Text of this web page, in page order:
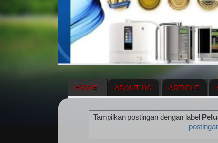
HOME ABOUT US ARTICLE
ENAGIC COMPENSATION PLAN
Tampilkan postingan dengan label